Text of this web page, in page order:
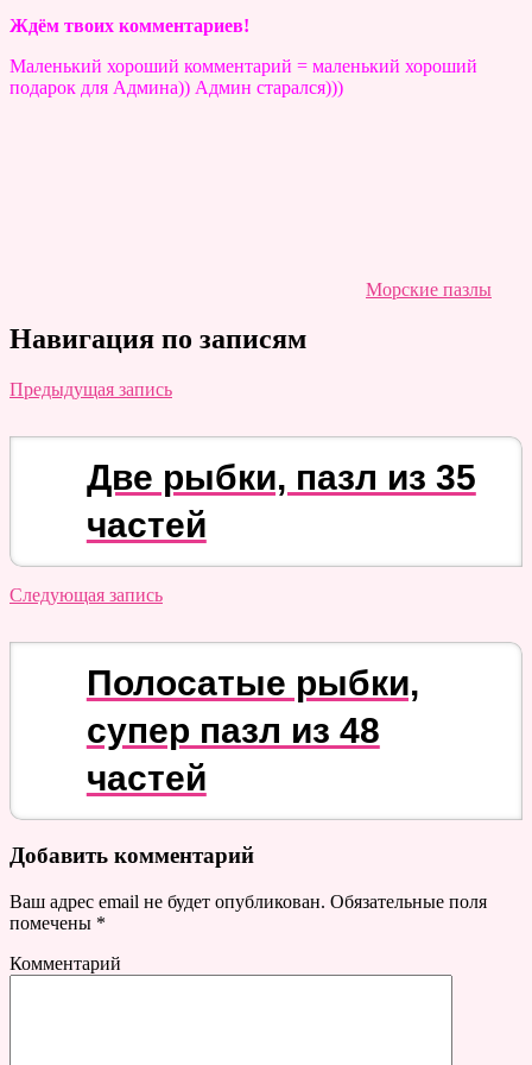
Ждём твоих комментариев!
Маленький хороший комментарий = маленький хороший
подарок для Админа)) Админ старался)))
Морские пазлы
Навигация по записям
Предыдущая запись
Две рыбки, пазл из 35
частей
Следующая запись
Полосатые рыбки,
супер пазл из 48
частей
Добавить комментарий
Ваш адрес email не будет опубликован. Обязательные поля
помечены *
Комментарий